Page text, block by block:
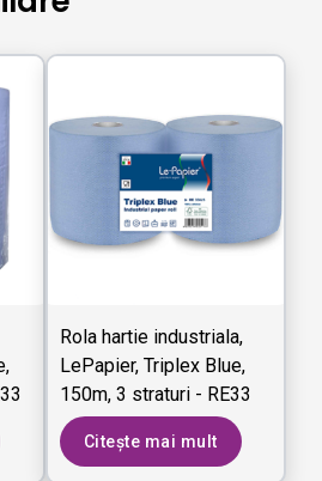
Rola hartie industriala,
LePapier, Triplex Blue,
150m, 3 straturi - RE33
L5
Citește mai mult